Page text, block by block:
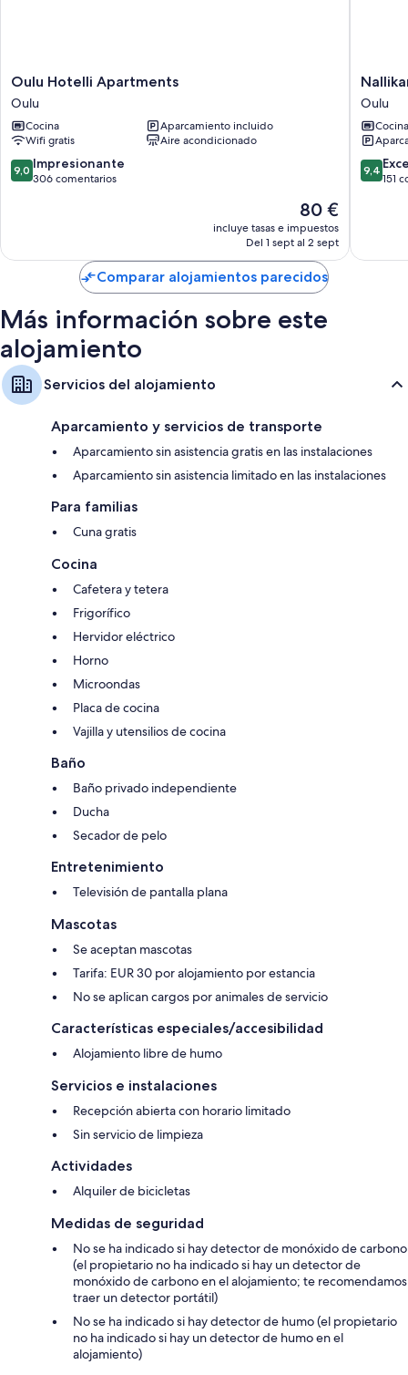
Oulu
Hotelli
Apartments
Oulu
Oulu Hotelli Apartments
Oulu
Cocina
Aparcamiento incluido
Wifi gratis
Aire acondicionado
9.0
sobre
9,0 Impresionante
306 comentarios
El
precio
actual
de
80 €
80 €
incluye tasas e impuestos
Del 1 sept al 2 sept
Nallikari
Seaside
Villas
Oulu
Oulu
Cocina
9.4
sobre
9,4
151
Comparar alojamientos parecidos
Más información sobre este
alojamiento
Servicios del alojamiento
Aparcamiento y servicios de transporte
Aparcamiento sin asistencia gratis en las instalaciones
Aparcamiento sin asistencia limitado en las instalaciones
Para familias
Cuna gratis
Cocina
Cafetera y tetera
Frigorífico
Hervidor eléctrico
Horno
Microondas
Placa de cocina
Vajilla y utensilios de cocina
Baño
Baño privado independiente
Ducha
Secador de pelo
Entretenimiento
Televisión de pantalla plana
Mascotas
Se aceptan mascotas
Tarifa: EUR 30 por alojamiento por estancia
No se aplican cargos por animales de servicio
Características especiales/accesibilidad
Alojamiento libre de humo
Servicios e instalaciones
Recepción abierta con horario limitado
Sin servicio de limpieza
Actividades
Alquiler de bicicletas
Medidas de seguridad
No se ha indicado si hay detector de monóxido de carbono
(el propietario no ha indicado si hay un detector de
monóxido de carbono en el alojamiento; te recomendamos
traer un detector portátil)
No se ha indicado si hay detector de humo (el propietario
no ha indicado si hay un detector de humo en el
alojamiento)